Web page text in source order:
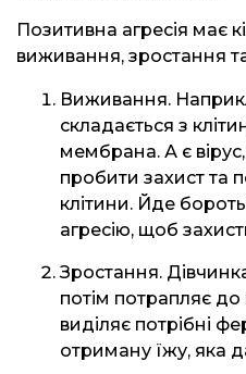
Позитивна агресія має
виживання, зростання
Виживання.
складається з
мембрана. А є
пробити захист та
клітини. Йде
агресію, щоб
Зростання.
потім потрапляє
виділяє потрібні
отриману їжу, яка